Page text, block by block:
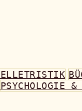
PSYCHOLOGIE &